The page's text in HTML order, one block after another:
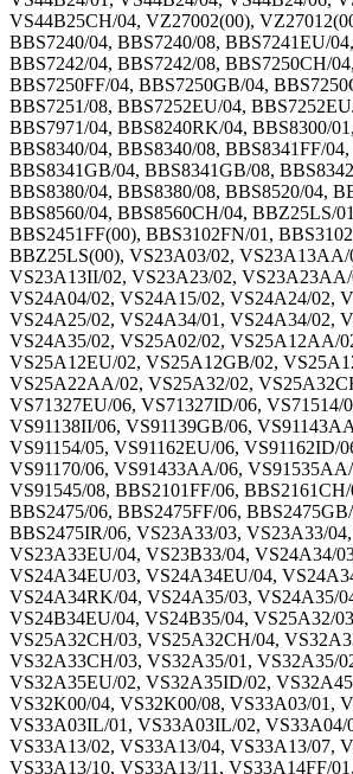
VS44B25CH/04, VZ27002(00),
BBS7240/04, BBS7240/08, BBS7241EU/
BBS7242/04, BBS7242/08, BBS7250CH/
BBS7250FF/04, BBS7250GB/04,
BBS7251/08, BBS7252EU/04,
BBS7971/04, BBS8240RK/04, BBS8300/
BBS8340/04, BBS8340/08, BBS8341FF/
BBS8341GB/04, BBS8341GB/08,
BBS8380/04, BBS8380/08, BBS8520/04,
BBS8560/04, BBS8560CH/04, BBZ25LS/
BBS2451FF(00), BBS3102FN/01,
BBZ25LS(00), VS23A03/02,
VS23A13II/02, VS23A23/02,
VS24A04/02, VS24A15/02, VS24A24/02,
VS24A25/02, VS24A34/01, VS24A34/02,
VS24A35/02, VS25A02/02, VS25A12AA/
VS25A12EU/02, VS25A12GB/02,
VS25A22AA/02, VS25A32/02,
VS71327EU/06, VS71327ID/06, VS71514/
VS91138II/06, VS91139GB/06,
VS91154/05, VS91162EU/06, VS91162ID/
VS91170/06, VS91433AA/06,
VS91545/08, BBS2101FF/06,
BBS2475/06, BBS2475FF/06,
BBS2475IR/06, VS23A33/03, VS23A33/
VS23A33EU/04, VS23B33/04, VS24A34/
VS24A34EU/03, VS24A34EU/04,
VS24A34RK/04, VS24A35/03, VS24A35/
VS24B34EU/04, VS24B35/04, VS25A32/
VS25A32CH/03, VS25A32CH/04,
VS32A33CH/03, VS32A35/01, VS32A35/
VS32A35EU/02, VS32A35ID/02,
VS32K00/04, VS32K00/08, VS33A03/01,
VS33A03IL/01, VS33A03IL/02, VS33A04/
VS33A13/02, VS33A13/04, VS33A13/07,
VS33A13/10, VS33A13/11, VS33A14FF/